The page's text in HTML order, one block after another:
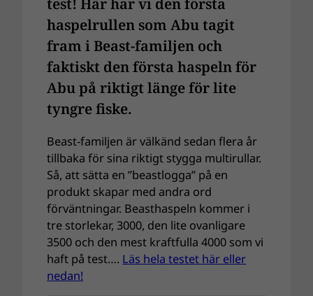
haspelrullen som Abu tagit
fram i Beast-familjen och
faktiskt den första haspeln för
Abu på riktigt länge för lite
tyngre fiske.
Beast-familjen är välkänd sedan flera år
tillbaka för sina riktigt stygga multirullar.
Så, att sätta en ”beastlogga” på en
produkt skapar med andra ord
förväntningar. Beasthaspeln kommer i
tre storlekar, 3000, den lite ovanligare
3500 och den mest kraftfulla 4000 som vi
haft på test…. Läs hela testet här eller
nedan!